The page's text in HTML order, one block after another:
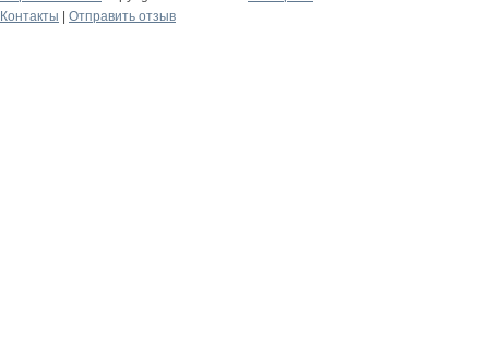
Контакты
Отправить отзыв